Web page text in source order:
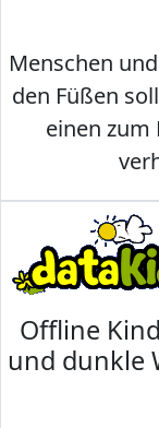
Menschen
den Füßen
einen zum
Offline
und dunkle